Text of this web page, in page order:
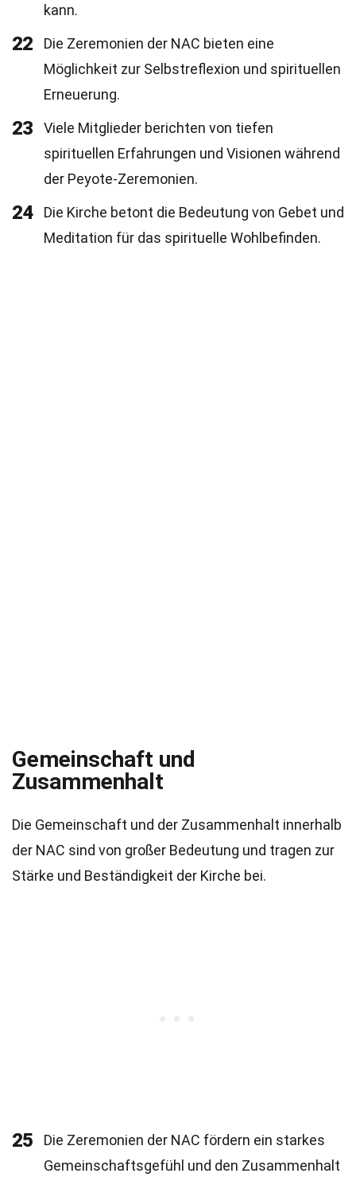
kann.
22
Die Zeremonien der NAC bieten eine
Möglichkeit zur Selbstreflexion und spirituellen
Erneuerung.
23
Viele Mitglieder berichten von tiefen
spirituellen Erfahrungen und Visionen während
der Peyote-Zeremonien.
24
Die Kirche betont die Bedeutung von Gebet und
Meditation für das spirituelle Wohlbefinden.
Gemeinschaft und
Zusammenhalt
Die Gemeinschaft und der Zusammenhalt innerhalb
der NAC sind von großer Bedeutung und tragen zur
Stärke und Beständigkeit der Kirche bei.
25
Die Zeremonien der NAC fördern ein starkes
Gemeinschaftsgefühl und den Zusammenhalt